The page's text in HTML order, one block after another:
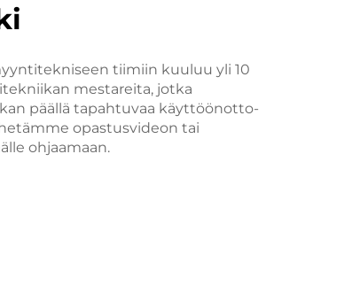
tiimiin kuuluu yli 10
mestareita, jotka
päällä tapahtuvaa käyttöönotto-
opastusvideon tai
ohjaamaan.